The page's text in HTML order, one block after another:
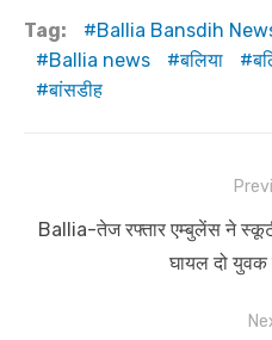
Tag: Ballia Bansdih
Ballia news
बलिया
बांसडीह
navigation
Previous
Ballia-तेज रफ्तार एम्बुलेंस ने
घायल दो युवक